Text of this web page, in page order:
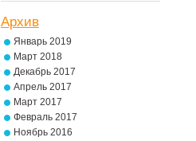
Архив
Январь 2019
Март 2018
Декабрь 2017
Апрель 2017
Март 2017
Февраль 2017
Ноябрь 2016